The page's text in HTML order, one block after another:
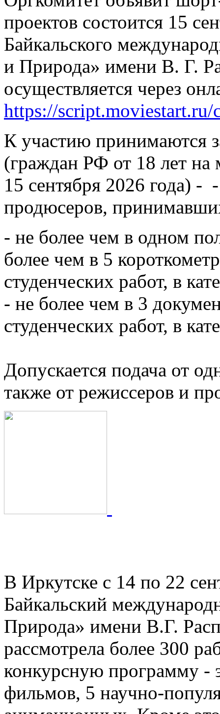
проектов состоится 15
Байкальского
и Природа» имени В. Г.
осуществляется через
https://
К участию принимаются
(граждан РФ от 18 лет на
15 сентября 2026 года) -
продюсеров,
- не более чем в одном
более чем в 5
студенческих работ, в
- не более чем в 3
студенческих работ, в
Допускается подача от
также от режиссеров и
В Иркутске с 14 по 22
Байкальский
Природа» имени В.Г.
рассмотрела более 300
конкурсную программу -
фильмов, 5 научно-